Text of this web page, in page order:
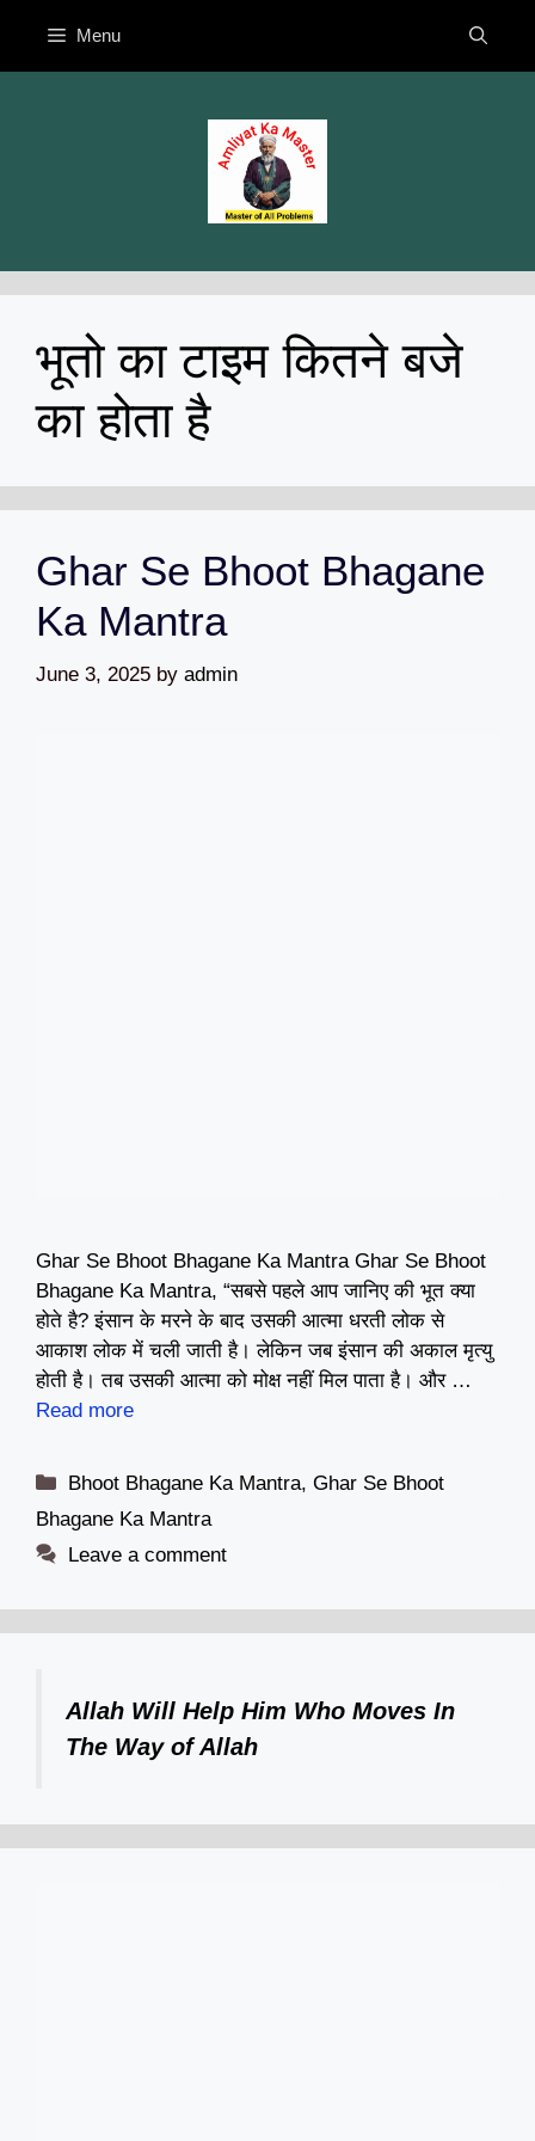
content
Menu
भूतो का टाइम कितने बजे
का होता है
Ghar Se Bhoot Bhagane
Ka Mantra
June 3, 2025 by admin
Ghar Se Bhoot Bhagane Ka Mantra Ghar Se Bhoot
Bhagane Ka Mantra, “सबसे पहले आप जानिए की भूत क्या
होते है? इंसान के मरने के बाद उसकी आत्मा धरती लोक से
आकाश लोक में चली जाती है। लेकिन जब इंसान की अकाल मृत्यु
होती है। तब उसकी आत्मा को मोक्ष नहीं मिल पाता है। और …
Read more
Categories
Bhoot Bhagane Ka Mantra,Ghar Se Bhoot
Bhagane Ka Mantra
Leave a comment
Allah Will Help Him Who Moves In
The Way of Allah